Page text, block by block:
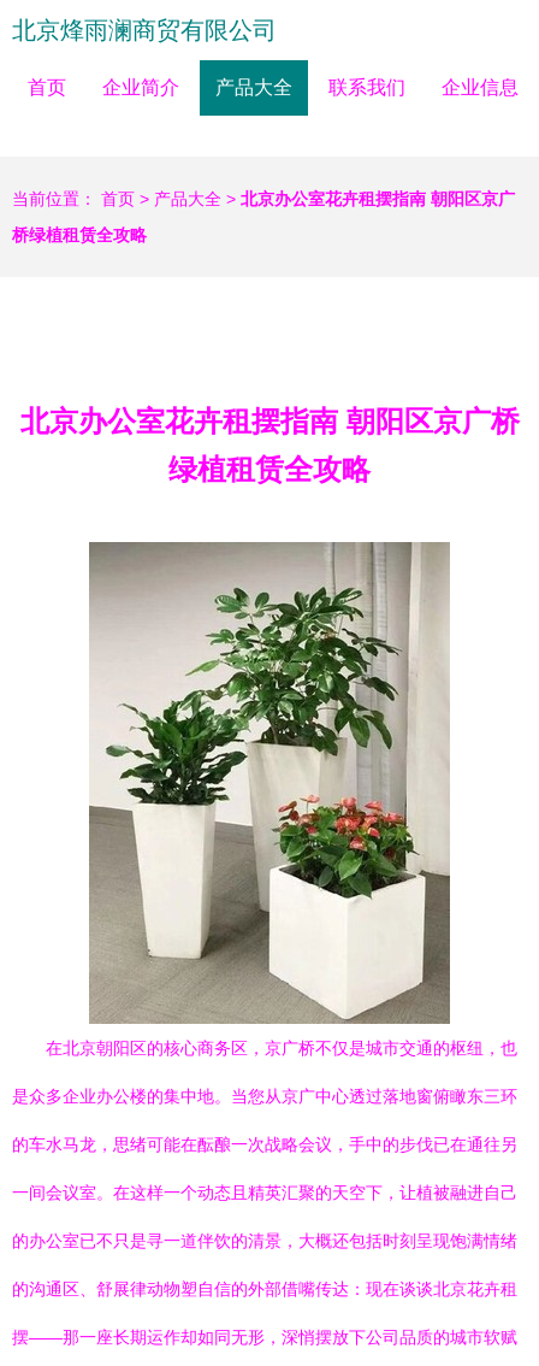
北京烽雨澜商贸有限公司
首页 企业简介 产品大全 联系我们 企业信息
当前位置： 首页 > 产品大全 > 北京办公室花卉租摆指南 朝阳区京广
桥绿植租赁全攻略
北京办公室花卉租摆指南 朝阳区京广桥
绿植租赁全攻略
在北京朝阳区的核心商务区，京广桥不仅是城市交通的枢纽，也
是众多企业办公楼的集中地。当您从京广中心透过落地窗俯瞰东三环
的车水马龙，思绪可能在酝酿一次战略会议，手中的步伐已在通往另
一间会议室。在这样一个动态且精英汇聚的天空下，让植被融进自己
的办公室已不只是寻一道伴饮的清景，大概还包括时刻呈现饱满情绪
的沟通区、舒展律动物塑自信的外部借嘴传达：现在谈谈北京花卉租
摆——那一座长期运作却如同无形，深悄摆放下公司品质的城市软赋